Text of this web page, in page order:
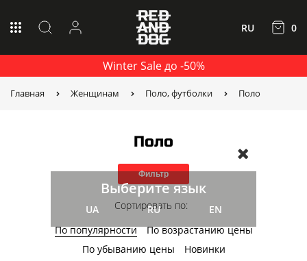
Winter Sale до -50%
RU 0
Главная Женщинам Поло, футболки Поло
Поло
Фильтр
Сортировать по:
По популярности
По возрастанию цены
По убыванию цены
Новинки
Выберите язык
UA RU EN